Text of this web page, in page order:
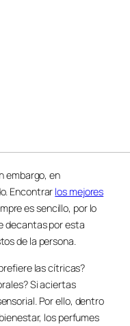
embargo, en
Encontrar los mejores
es sencillo, por lo
decantas por esta
de la persona.
las cítricas?
Si aciertas
Por ello, dentro
los perfumes